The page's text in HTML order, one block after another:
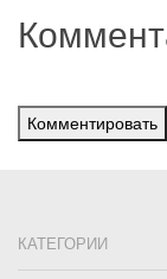
Комментировать
КАТЕГОРИИ